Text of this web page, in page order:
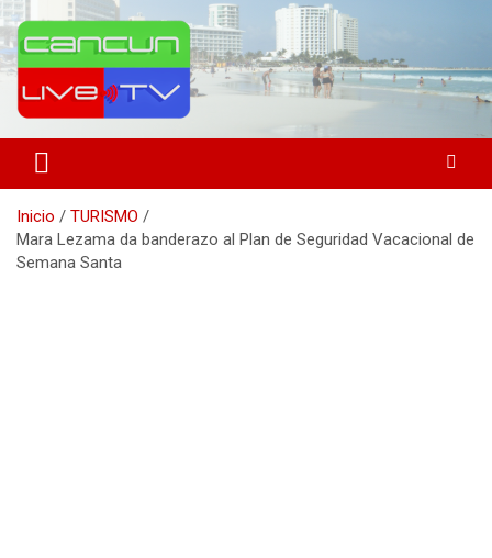
Saltar
al
contenido
Cancún Live Tv
Inicio
TURISMO
Mara Lezama da banderazo al Plan de Seguridad Vacacional de
Semana Santa